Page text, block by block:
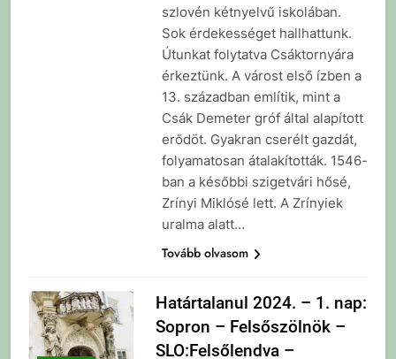
szlovén kétnyelvű iskolában.
Sok érdekességet hallhattunk.
Útunkat folytatva Csáktornyára
érkeztünk. A várost első ízben a
13. században említik, mint a
Csák Demeter gróf által alapított
erődöt. Gyakran cserélt gazdát,
folyamatosan átalakították. 1546-
ban a későbbi szigetvári hősé,
Zrínyi Miklósé lett. A Zrínyiek
uralma alatt…
Tovább olvasom
Határtalanul 2024. – 1. nap:
Sopron – Felsőszölnök –
SLO:Felsőlendva –